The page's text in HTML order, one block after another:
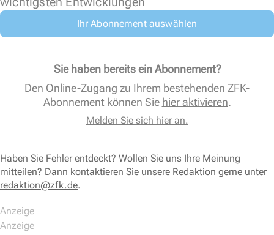
Ihr Abonnement auswählen
Sie haben bereits ein Abonnement?
Den Online-Zugang zu Ihrem bestehenden ZFK-
Abonnement können Sie hier aktivieren.
Melden Sie sich hier an.
Haben Sie Fehler entdeckt? Wollen Sie uns Ihre Meinung
mitteilen? Dann kontaktieren Sie unsere Redaktion gerne unter
redaktion@zfk.de.